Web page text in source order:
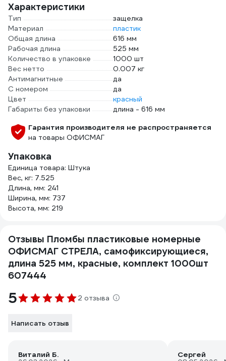
Характеристики
Тип
защелка
Материал
пластик
Общая длина
616 мм
Рабочая длина
525 мм
Количество в упаковке
1000 шт
Вес нетто
0.007 кг
Антимагнитные
да
С номером
да
Цвет
красный
Габариты без упаковки
длина - 616 мм
Гарантия производителя не распространяется
на товары ОФИСМАГ
Упаковка
Единица товара: Штука
Вес, кг: 7.525
Длина, мм: 241
Ширина, мм: 737
Высота, мм: 219
Отзывы Пломбы пластиковые номерные
ОФИСМАГ СТРЕЛА, самофиксирующиеся,
длина 525 мм, красные, комплект 1000шт
607444
5 2 отзыва
Написать отзыв
Виталий Б. Сергей